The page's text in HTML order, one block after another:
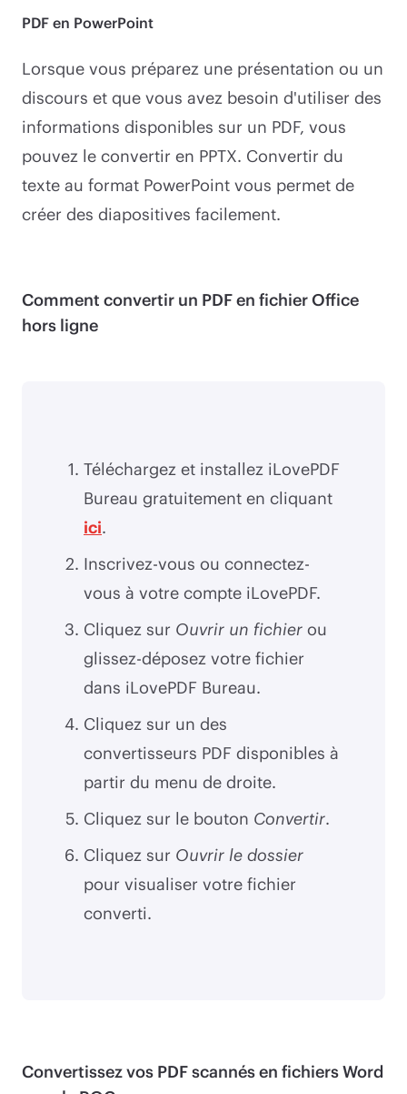
PDF en PowerPoint
Lorsque vous préparez une présentation ou un
discours et que vous avez besoin d'utiliser des
informations disponibles sur un PDF, vous
pouvez le convertir en PPTX. Convertir du
texte au format PowerPoint vous permet de
créer des diapositives facilement.
Comment convertir un PDF en fichier Office
hors ligne
Téléchargez et installez iLovePDF
Bureau gratuitement en cliquant
ici.
Inscrivez-vous ou connectez-
vous à votre compte iLovePDF.
Cliquez sur Ouvrir un fichier ou
glissez-déposez votre fichier
dans iLovePDF Bureau.
Cliquez sur un des
convertisseurs PDF disponibles à
partir du menu de droite.
Cliquez sur le bouton Convertir.
Cliquez sur Ouvrir le dossier
pour visualiser votre fichier
converti.
Convertissez vos PDF scannés en fichiers Word